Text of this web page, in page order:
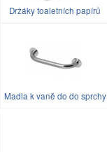
Držáky toaletních papírů
Madla k vaně do do sprchy